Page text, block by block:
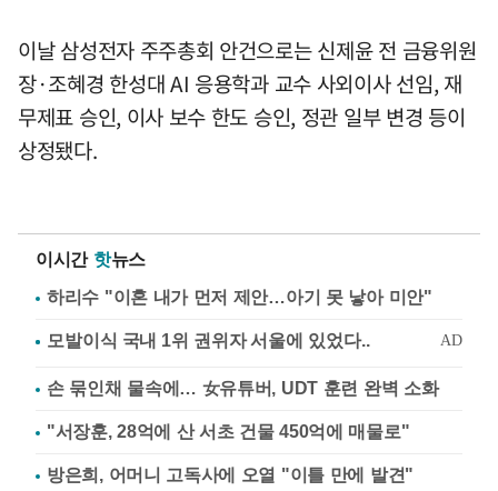
이날 삼성전자 주주총회 안건으로는 신제윤 전 금융위원
장·조혜경 한성대 AI 응용학과 교수 사외이사 선임, 재
무제표 승인, 이사 보수 한도 승인, 정관 일부 변경 등이
상정됐다.
이시간 핫뉴스
하리수 "이혼 내가 먼저 제안…아기 못 낳아 미안"
손 묶인채 물속에… 女유튜버, UDT 훈련 완벽 소화
"서장훈, 28억에 산 서초 건물 450억에 매물로"
방은희, 어머니 고독사에 오열 "이틀 만에 발견"